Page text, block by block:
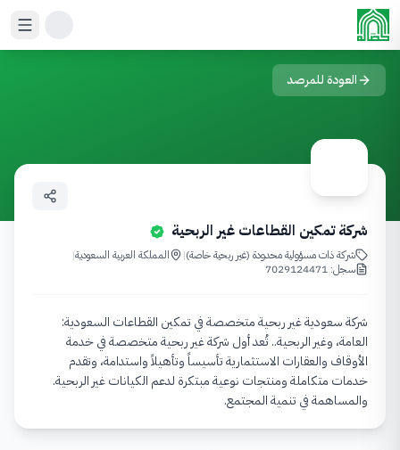
تخطي إلى المحتوى الرئيسي
العودة للمرصد
شركة تمكين القطاعات غير الربحية
شركة ذات مسؤولية محدودة (غير ربحية خاصة)| المملكة العربية السعودية|
سجل: 7029124471
شركة سعودية غير ربحية متخصصة في تمكين القطاعات السعودية:
العامة، وغير الربحية.. تُعد أول شركة غير ربحية متخصصة في خدمة
الأوقاف والعقارات الاستثمارية تأسيساً وتأهيلاً واستدامة، وتقدم
خدمات متكاملة ومنتجات نوعية مبتكرة لدعم الكيانات غير الربحية.
والمساهمة في تنمية المجتمع.